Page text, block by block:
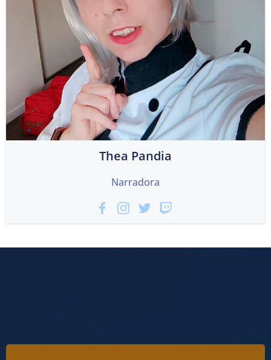
Thea Pandia
Narradora